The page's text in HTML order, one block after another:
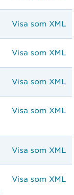
Visa som XML
Visa som XML
Visa som XML
Visa som XML
Visa som XML
Visa som XML